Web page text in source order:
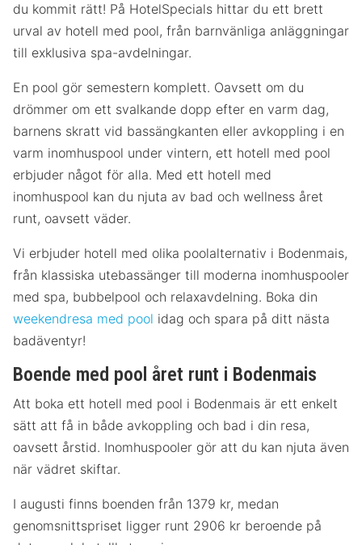
du kommit rätt! På HotelSpecials hittar du ett brett
urval av hotell med pool, från barnvänliga anläggningar
till exklusiva spa-avdelningar.
En pool gör semestern komplett. Oavsett om du
drömmer om ett svalkande dopp efter en varm dag,
barnens skratt vid bassängkanten eller avkoppling i en
varm inomhuspool under vintern, ett hotell med pool
erbjuder något för alla. Med ett hotell med
inomhuspool kan du njuta av bad och wellness året
runt, oavsett väder.
Vi erbjuder hotell med olika poolalternativ i Bodenmais,
från klassiska utebassänger till moderna inomhuspooler
med spa, bubbelpool och relaxavdelning. Boka din
weekendresa med pool idag och spara på ditt nästa
badäventyr!
Boende med pool året runt i Bodenmais
Att boka ett hotell med pool i Bodenmais är ett enkelt
sätt att få in både avkoppling och bad i din resa,
oavsett årstid. Inomhuspooler gör att du kan njuta även
när vädret skiftar.
I augusti finns boenden från 1379 kr, medan
genomsnittspriset ligger runt 2906 kr beroende på